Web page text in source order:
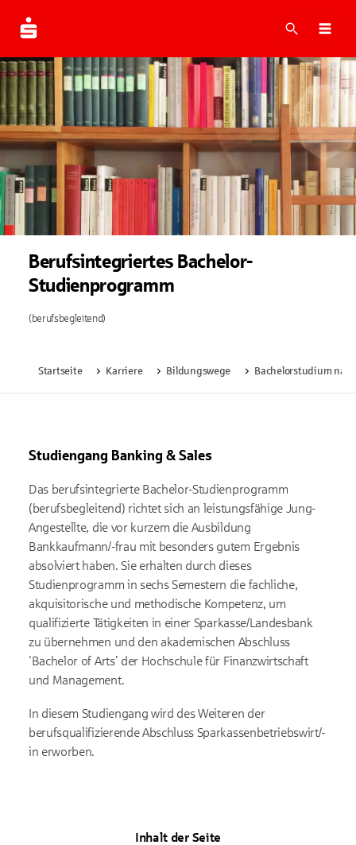
Suche
Berufsintegriertes Bachelor-
Studienprogramm
(berufsbegleitend)
Startseite Karriere Bildungswege Bachelorstudium
Studiengang Banking & Sales
Das berufsintegrierte Bachelor-Studienprogramm
(berufsbegleitend) richtet sich an leistungsfähige Jung-
Angestellte, die vor kurzem die Ausbildung
Bankkaufmann/-frau mit besonders gutem Ergebnis
absolviert haben. Sie erhalten durch dieses
Studienprogramm in sechs Semestern die fachliche,
akquisitorische und methodische Kompetenz, um
qualifizierte Tätigkeiten in einer Sparkasse/Landesbank
zu übernehmen und den akademischen Abschluss
'Bachelor of Arts' der Hochschule für Finanzwirtschaft
und Management.
In diesem Studiengang wird des Weiteren der
berufsqualifizierende Abschluss Sparkassenbetriebswirt/-
in erworben.
Inhalt der Seite